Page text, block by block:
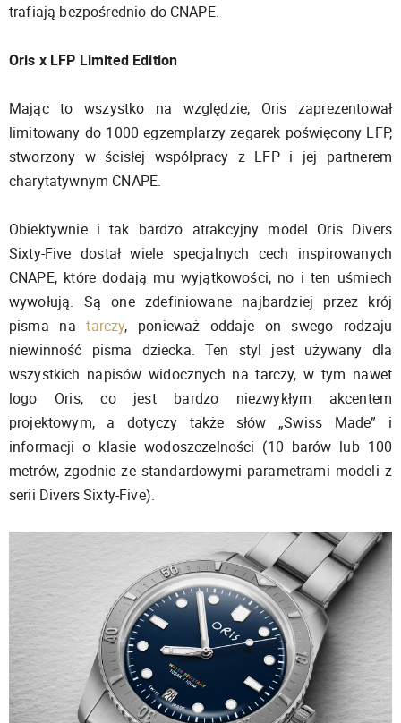
trafiają bezpośrednio do CNAPE.
Oris x LFP Limited Edition
Mając to wszystko na względzie, Oris zaprezentował
limitowany do 1000 egzemplarzy zegarek poświęcony LFP,
stworzony w ścisłej współpracy z LFP i jej partnerem
charytatywnym CNAPE.
Obiektywnie i tak bardzo atrakcyjny model Oris Divers
Sixty-Five dostał wiele specjalnych cech inspirowanych
CNAPE, które dodają mu wyjątkowości, no i ten uśmiech
wywołują. Są one zdefiniowane najbardziej przez krój
pisma natarczy, ponieważ oddaje on swego rodzaju
niewinność pisma dziecka. Ten styl jest używany dla
wszystkich napisów widocznych na tarczy, w tym nawet
logo Oris, co jest bardzo niezwykłym akcentem
projektowym, a dotyczy także słów „Swiss Made” i
informacji o klasie wodoszczelności (10 barów lub 100
metrów, zgodnie ze standardowymi parametrami modeli z
serii Divers Sixty-Five).